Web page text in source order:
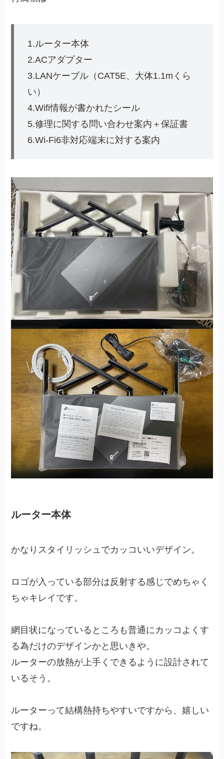
1.ルーター本体
2.ACアダプター
3.LANケーブル（CAT5E、大体1.1mくら
い）
4.Wifi情報が書かれたシール
5.修理に関する問い合わせ案内＋保証書
6.Wi-Fi6非対応端末に対する案内
ルーター本体
かなりスタイリッシュでカッコいいデザイン。
ロゴが入っている部分は反射する感じでめちゃく
ちゃキレイです。
網目状になっているところも普通にカッコよくす
る為だけのデザインかと思いきや。
ルーターの放熱が上手くできるように設計されて
いるそう。
ルーターって結構熱持ちやすいですから、嬉しい
ですね。